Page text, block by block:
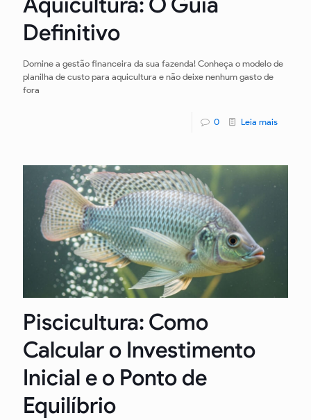
Definitivo
Domine a gestão financeira da sua fazenda! Conheça o modelo de
planilha de custo para aquicultura e não deixe nenhum gasto de
fora
0 Leia mais
Piscicultura: Como
Calcular o Investimento
Inicial e o Ponto de
Equilíbrio